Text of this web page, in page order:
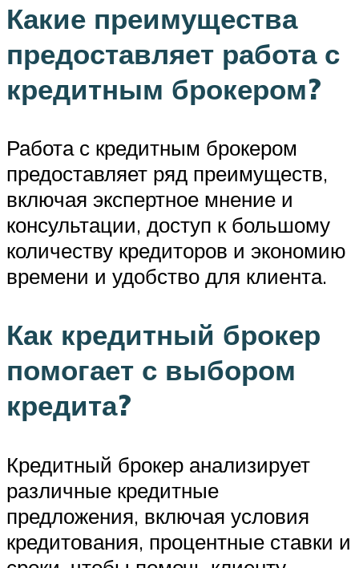
Какие преимущества
предоставляет работа с
кредитным брокером?
Работа с кредитным брокером
предоставляет ряд преимуществ,
включая экспертное мнение и
консультации, доступ к большому
количеству кредиторов и экономию
времени и удобство для клиента.
Как кредитный брокер
помогает с выбором
кредита?
Кредитный брокер анализирует
различные кредитные
предложения, включая условия
кредитования, процентные ставки и